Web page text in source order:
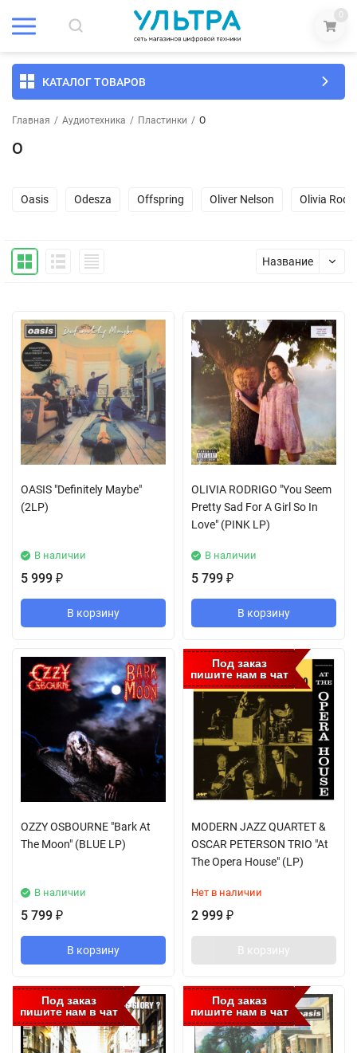
0
КАТАЛОГ ТОВАРОВ
Главная / Аудиотехника / Пластинки / O
O
Oasis Odesza Offspring Oliver Nelson Olivia
Название
OASIS "Definitely Maybe"
(2LP)
В наличии
5 999 ₽
В корзину
OLIVIA RODRIGO "You Seem
Pretty Sad For A Girl So In
Love" (PINK LP)
В наличии
5 799 ₽
В корзину
OZZY OSBOURNE "Bark At
The Moon" (BLUE LP)
В наличии
5 799 ₽
В корзину
Под заказ
пишите нам в чат
MODERN JAZZ QUARTET &
OSCAR PETERSON TRIO "At
The Opera House" (LP)
Нет в наличии
2 999 ₽
В корзину
Под заказ
пишите нам в чат
Под заказ
пишите нам в чат